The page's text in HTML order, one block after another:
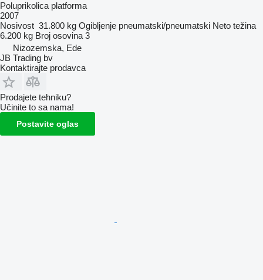
Poluprikolica platforma
2007
Nosivost 31.800 kg Ogibljenje pneumatski/pneumatski Neto težina
6.200 kg Broj osovina 3
Nizozemska, Ede
JB Trading bv
Kontaktirajte prodavca
Prodajete tehniku?
Učinite to sa nama!
Postavite oglas